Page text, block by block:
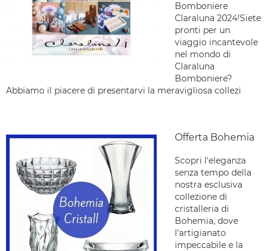
Bomboniere
Claraluna 2024!Siete
pronti per un
viaggio incantevole
nel mondo di
Claraluna
Bomboniere?
Abbiamo il piacere di presentarvi la meravigliosa collezi
Offerta Bohemia
Scopri l'eleganza
senza tempo della
nostra esclusiva
collezione di
cristalleria di
Bohemia, dove
l'artigianato
impeccabile e la